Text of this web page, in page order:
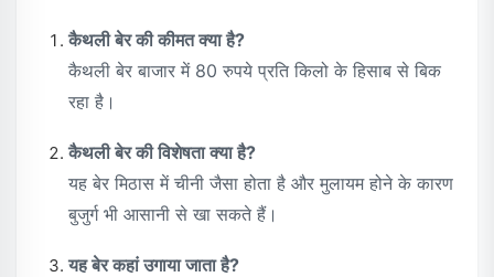
कैथली बेर की कीमत क्या है?
कैथली बेर बाजार में 80 रुपये प्रति किलो के हिसाब से बिक
रहा है।
कैथली बेर की विशेषता क्या है?
यह बेर मिठास में चीनी जैसा होता है और मुलायम होने के कारण
बुजुर्ग भी आसानी से खा सकते हैं।
यह बेर कहां उगाया जाता है?